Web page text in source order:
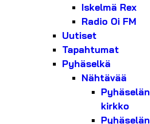
Iskelmä Rex
Radio Oi FM
Uutiset
Tapahtumat
Pyhäselkä
Nähtävää
Pyhäselän
kirkko
Pyhäselän